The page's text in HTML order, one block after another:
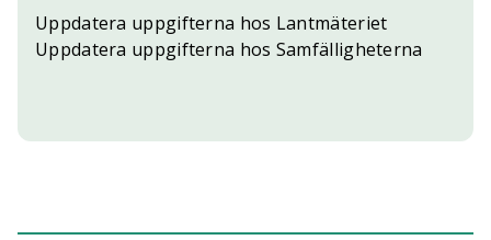
Uppdatera uppgifterna hos Lantmäteriet
Uppdatera uppgifterna hos Samfälligheterna